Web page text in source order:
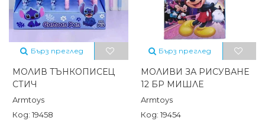
Бърз преглед
МОЛИВ ТЪНКОПИСЕЦ
СТИЧ
Armtoys
Код: 19458
Бърз преглед
МОЛИВИ ЗА РИСУВАНЕ
12 БР МИШЛЕ
Armtoys
Код: 19454